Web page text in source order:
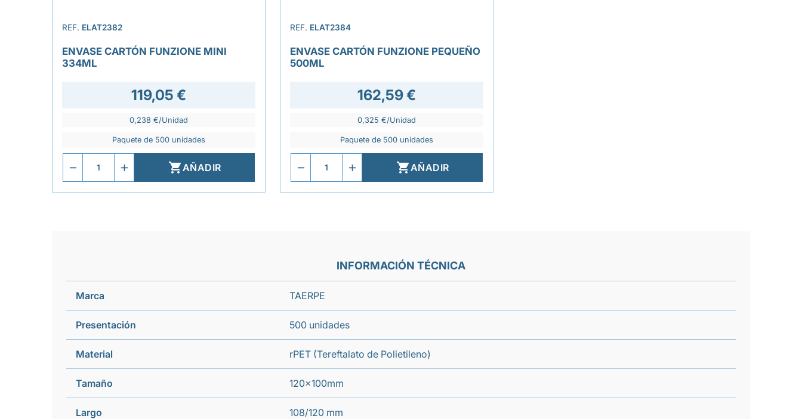
REF. ELAT2382
ENVASE CARTÓN FUNZIONE MINI
334ML
119,05 €
0,238 €/Unidad
Paquete de 500 unidades
AÑADIR
REF. ELAT2384
ENVASE CARTÓN FUNZIONE PEQUEÑO
500ML
162,59 €
0,325 €/Unidad
Paquete de 500 unidades
AÑADIR
INFORMACIÓN TÉCNICA
Marca TAERPE
Presentación 500 unidades
Material rPET (Tereftalato de Polietileno)
Tamaño 120x100mm
Largo 108/120 mm